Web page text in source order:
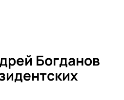
Богданов